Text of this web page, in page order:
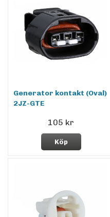
Generator kontakt (Oval)
2JZ-GTE
105 kr
Köp